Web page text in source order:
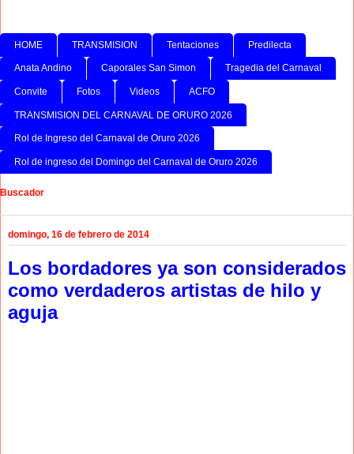
HOME TRANSMISION Tentaciones Predilecta
Anata Andino Caporales San Simon Tragedia del Carnaval
Convite Fotos Videos ACFO
TRANSMISION DEL CARNAVAL DE ORURO 2026
Rol de Ingreso del Carnaval de Oruro 2026
Rol de ingreso del Domingo del Carnaval de Oruro 2026
Buscador
domingo, 16 de febrero de 2014
Los bordadores ya son considerados
como verdaderos artistas de hilo y
aguja